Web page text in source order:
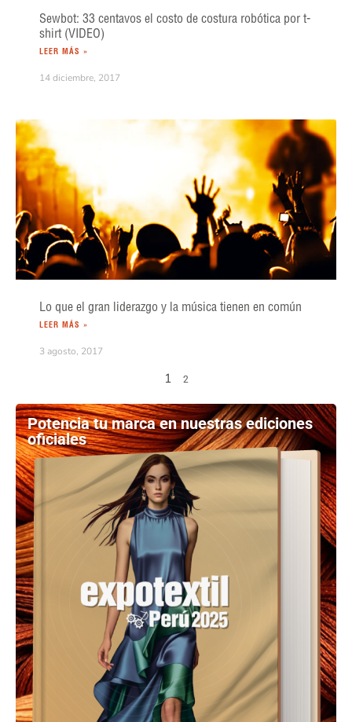
Sewbot: 33 centavos el costo de costura robótica por t-
shirt (VIDEO)
LEER MÁS »
14 diciembre, 2017
Lo que el gran liderazgo y la música tienen en común
LEER MÁS »
3 agosto, 2017
1 2
Potencia tu marca en nuestras ediciones
oficiales